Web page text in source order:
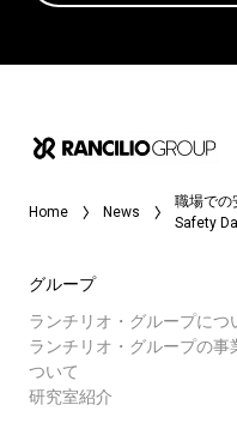
Home News
職場での
Safety
グループ
ランチリオ・グループにつ
ランチリオ・グループの事
ついて
研究室紹介